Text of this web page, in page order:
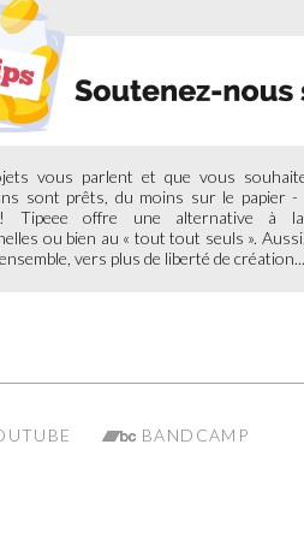
vous parlent et que vous
sont prêts, du moins sur le papier
! Tipeee offre une alternative à la
ou bien au « tout tout seuls ».
vers plus de liberté de création...
BANDCAMP